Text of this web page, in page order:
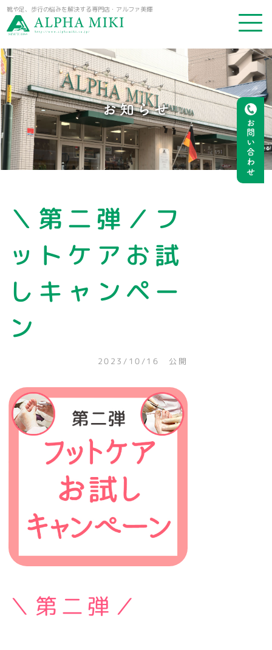
靴や足、歩行の悩みを解決する専門店・アルファ美輝
お問い合わせ
お知らせ
＼第二弾／フ
ットケアお試
しキャンペー
ン
2023/10/16 公開
＼第二弾／